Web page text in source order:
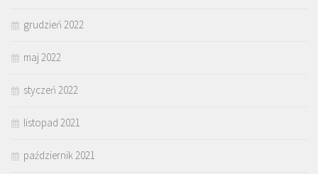
grudzień 2022
maj 2022
styczeń 2022
listopad 2021
październik 2021